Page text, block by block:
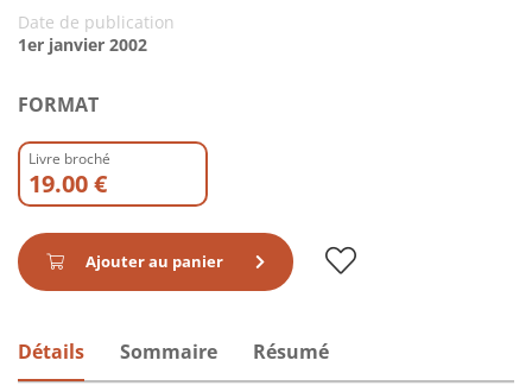
Date de publication
1er janvier 2002
FORMAT
Livre broché
19.00 €
Ajouter au panier
Détails Sommaire Résumé